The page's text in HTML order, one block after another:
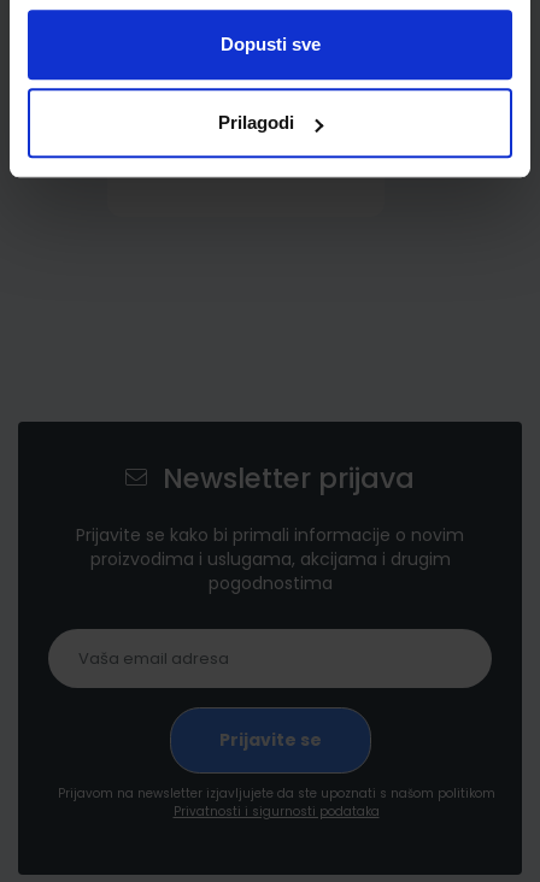
Dopusti sve
Prilagodi
0,85 €
Newsletter prijava
Prijavite se kako bi primali informacije o novim
proizvodima i uslugama, akcijama i drugim
pogodnostima
Prijavom na newsletter izjavljujete da ste upoznati s našom politikom
Privatnosti i sigurnosti podataka